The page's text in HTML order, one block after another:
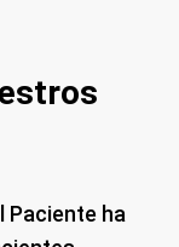
Paciente ha